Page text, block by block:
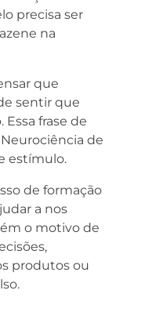
precisa ser
na
que
sentir que
frase de
de
estímulo.
de formação
a nos
o motivo de
produtos ou